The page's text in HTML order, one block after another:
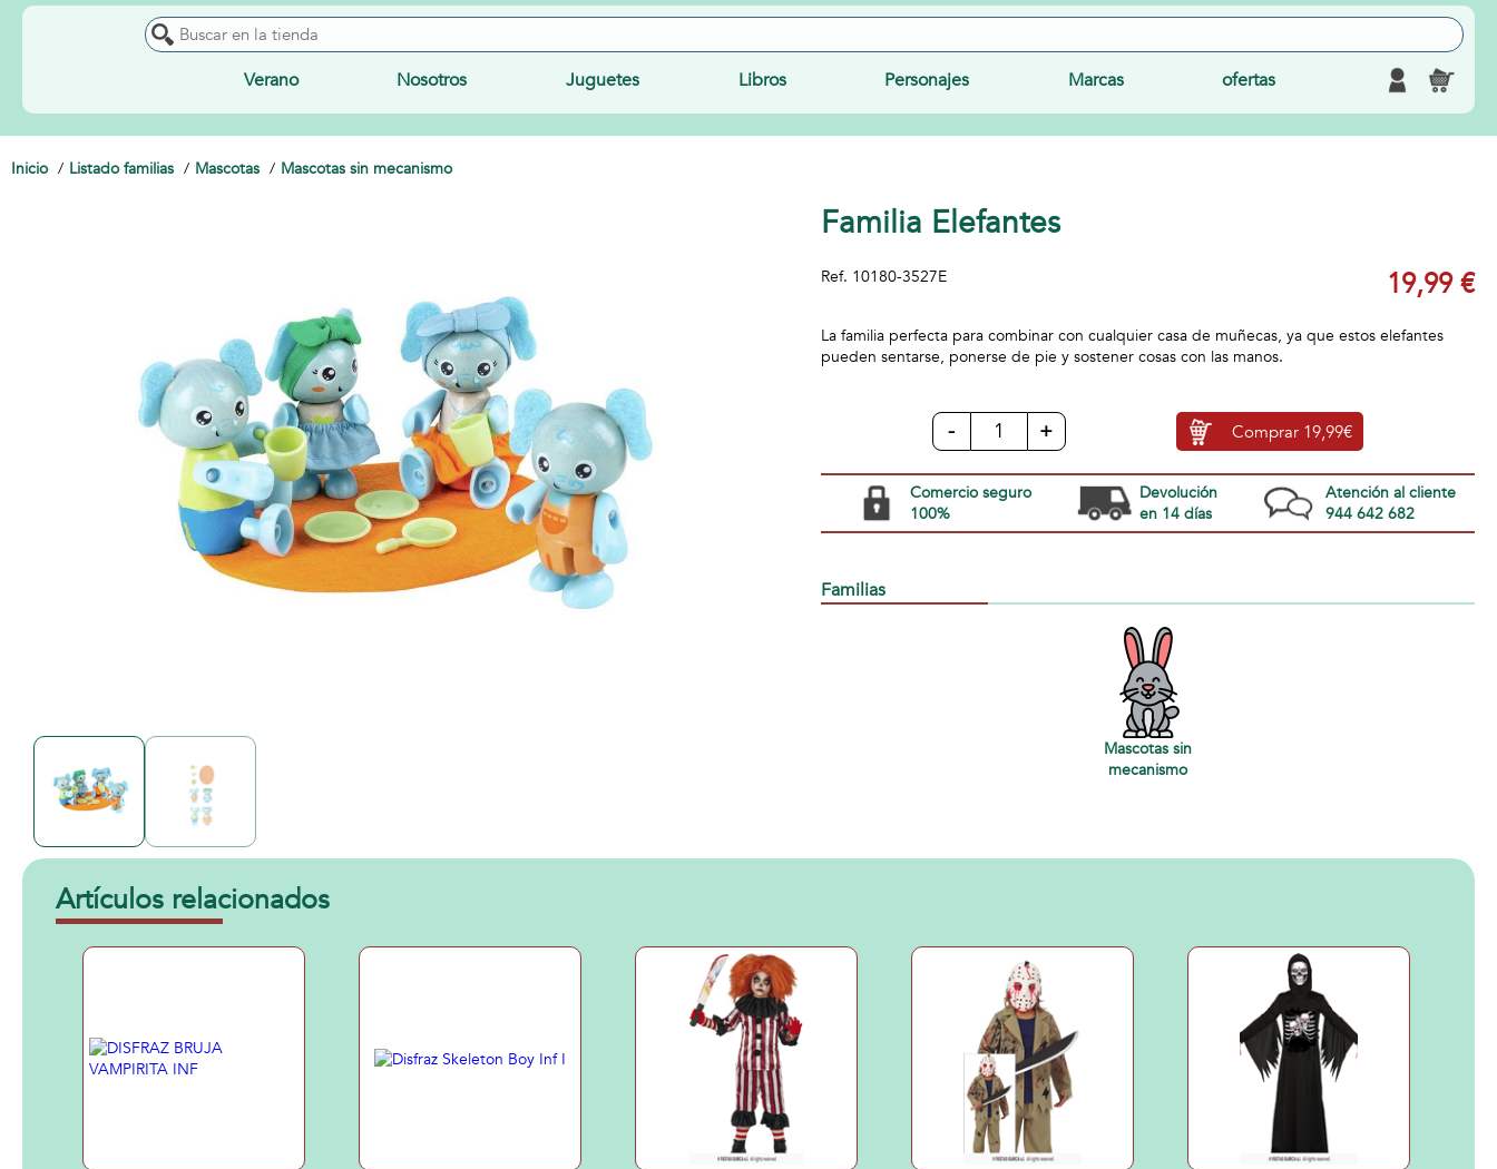
Verano Nosotros Juguetes Libros Personajes Marcas ofertas
Inicio Listado familias Mascotas Mascotas sin mecanismo
Familia Elefantes
Ref. 10180-3527E 19,99 €
La familia perfecta para combinar con cualquier casa de muñecas, ya que estos elefantes
pueden sentarse, ponerse de pie y sostener cosas con las manos.
- + Comprar 19,99€
Comercio seguro
100%
Devolución
en 14 días
Atención al cliente
944 642 682
Familias
Mascotas sin
mecanismo
Artículos relacionados